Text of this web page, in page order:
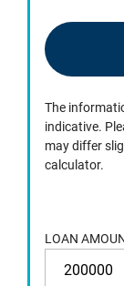
The
indicative.
may differ
calculator.
LOAN